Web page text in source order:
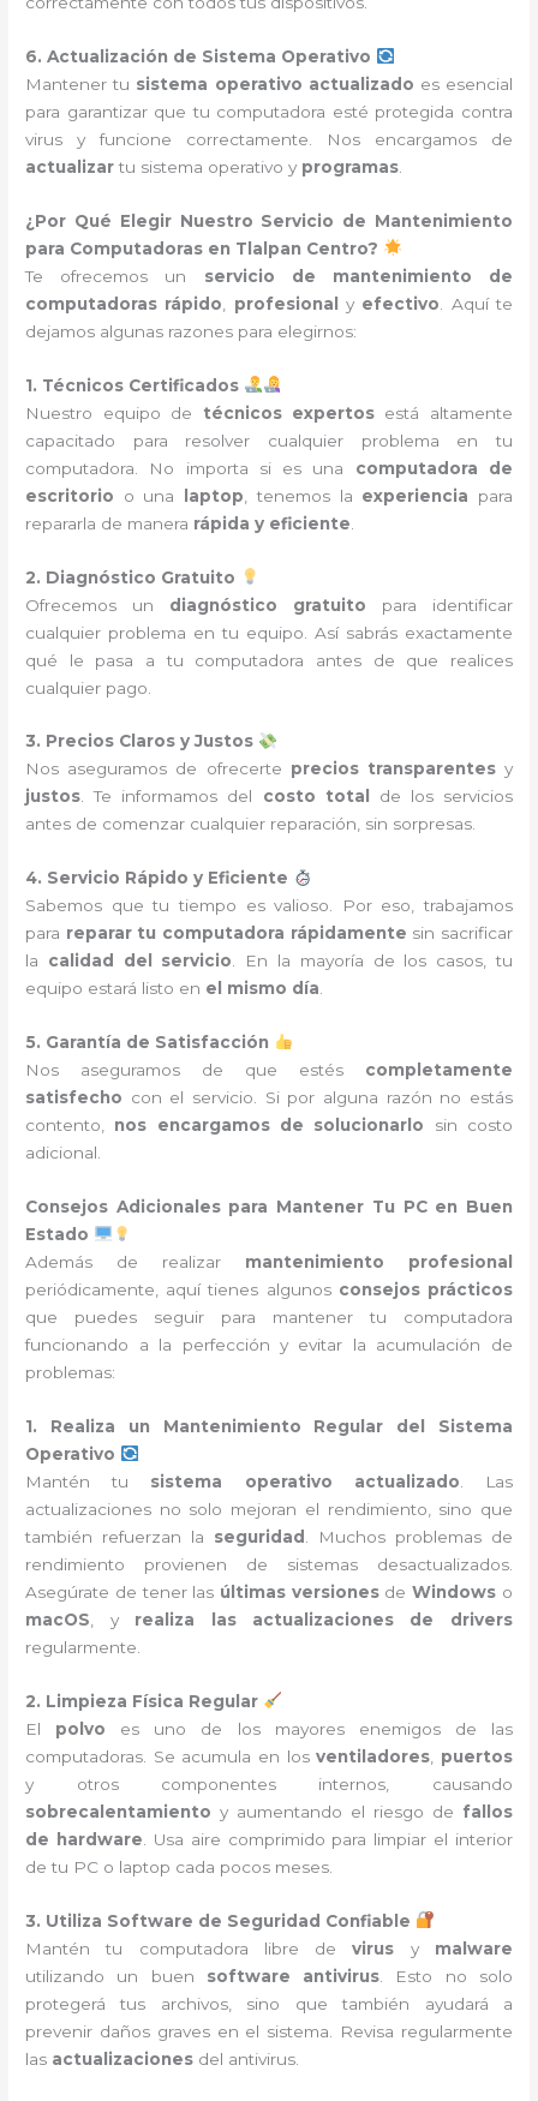
6. Actualización de Sistema Operativo
Mantener tu sistema operativo actualizado es esencial
para garantizar que tu computadora esté protegida contra
virus y funcione correctamente. Nos encargamos de
actualizartu sistema operativo y programas
¿Por Qué Elegir Nuestro Servicio de Mantenimiento
para Computadoras en Tlalpan Centro?
Te ofrecemos un servicio de mantenimiento de
computadoras rápido profesional y efectivo . Aquí te
dejamos algunas razones para elegirnos:
1. Técnicos Certificados
Nuestro equipo de técnicos expertosestá altamente
capacitado para resolver cualquier problema en tu
computadora. No importa si es una computadora de
escritorio o una laptop , tenemos la experiencia para
repararla de manera rápida y eficiente
2. Diagnóstico Gratuito
Ofrecemos un diagnóstico gratuito para identificar
cualquier problema en tu equipo. Así sabrás exactamente
qué le pasa a tu computadora antes de que realices
cualquier pago.
3. Precios Claros y Justos
Nos aseguramos de ofrecerte precios transparentesy
justos. Te informamos del costo total
de los servicios
antes de comenzar cualquier reparación, sin sorpresas.
4. Servicio Rápido y Eficiente
Sabemos que tu tiempo es valioso. Por eso, trabajamos
para reparar tu computadora rápidamente sin sacrificar
la calidad del servicio. En la mayoría de los casos, tu
equipo estará listo en el mismo día.
5. Garantía de Satisfacción
Nos aseguramos de que estés completamente
satisfecho con el servicio. Si por alguna razón no estás
contento, nos encargamos de solucionarlo sin costo
adicional.
Consejos Adicionales para Mantener Tu PC en Buen
Estado
Además de realizar mantenimiento profesional
periódicamente, aquí tienes algunos consejos prácticos
que puedes seguir para mantener tu computadora
funcionando a la perfección y evitar la acumulación de
problemas:
1. Realiza un Mantenimiento Regular del Sistema
Operativo
Mantén tu sistema operativo actualizado . Las
actualizaciones no solo mejoran el rendimiento, sino que
también refuerzan la seguridad
. Muchos problemas de
rendimiento provienen de sistemas desactualizados.
Asegúrate de tener las últimas versionesdeWindows o
macOS , y realiza las actualizaciones de drivers
regularmente.
2. Limpieza Física Regular
El polvo es uno de los mayores enemigos de las
computadoras. Se acumula en losventiladores
puertos
y otros componentes internos, causando
sobrecalentamiento y aumentando el riesgo de fallos
de hardware . Usa aire comprimido para limpiar el interior
de tu PC o laptop cada pocos meses.
3. Utiliza Software de Seguridad Confiable
Mantén tu computadora libre devirus y malware
utilizando un buen software antivirus . Esto no solo
protegerá tus archivos, sino que también ayudará a
prevenir daños graves en el sistema. Revisa regularmente
las actualizaciones del antivirus.